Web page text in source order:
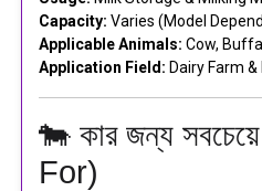
Capacity: Varies (Model
Applicable Animals: Cow,
Application Field: Dairy Farm
🐄 কার জন্য
For)